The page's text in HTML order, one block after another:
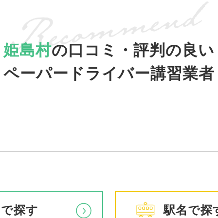
姫島村の口コミ・評判の良い
ペーパードライバー講習業者
探す 駅名で探